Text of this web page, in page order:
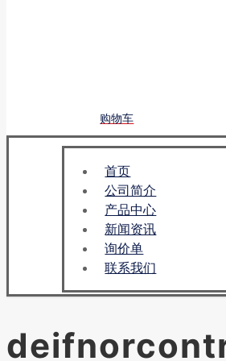
购物车
首页
公司简介
产品中心
新闻资讯
询价单
联系我们